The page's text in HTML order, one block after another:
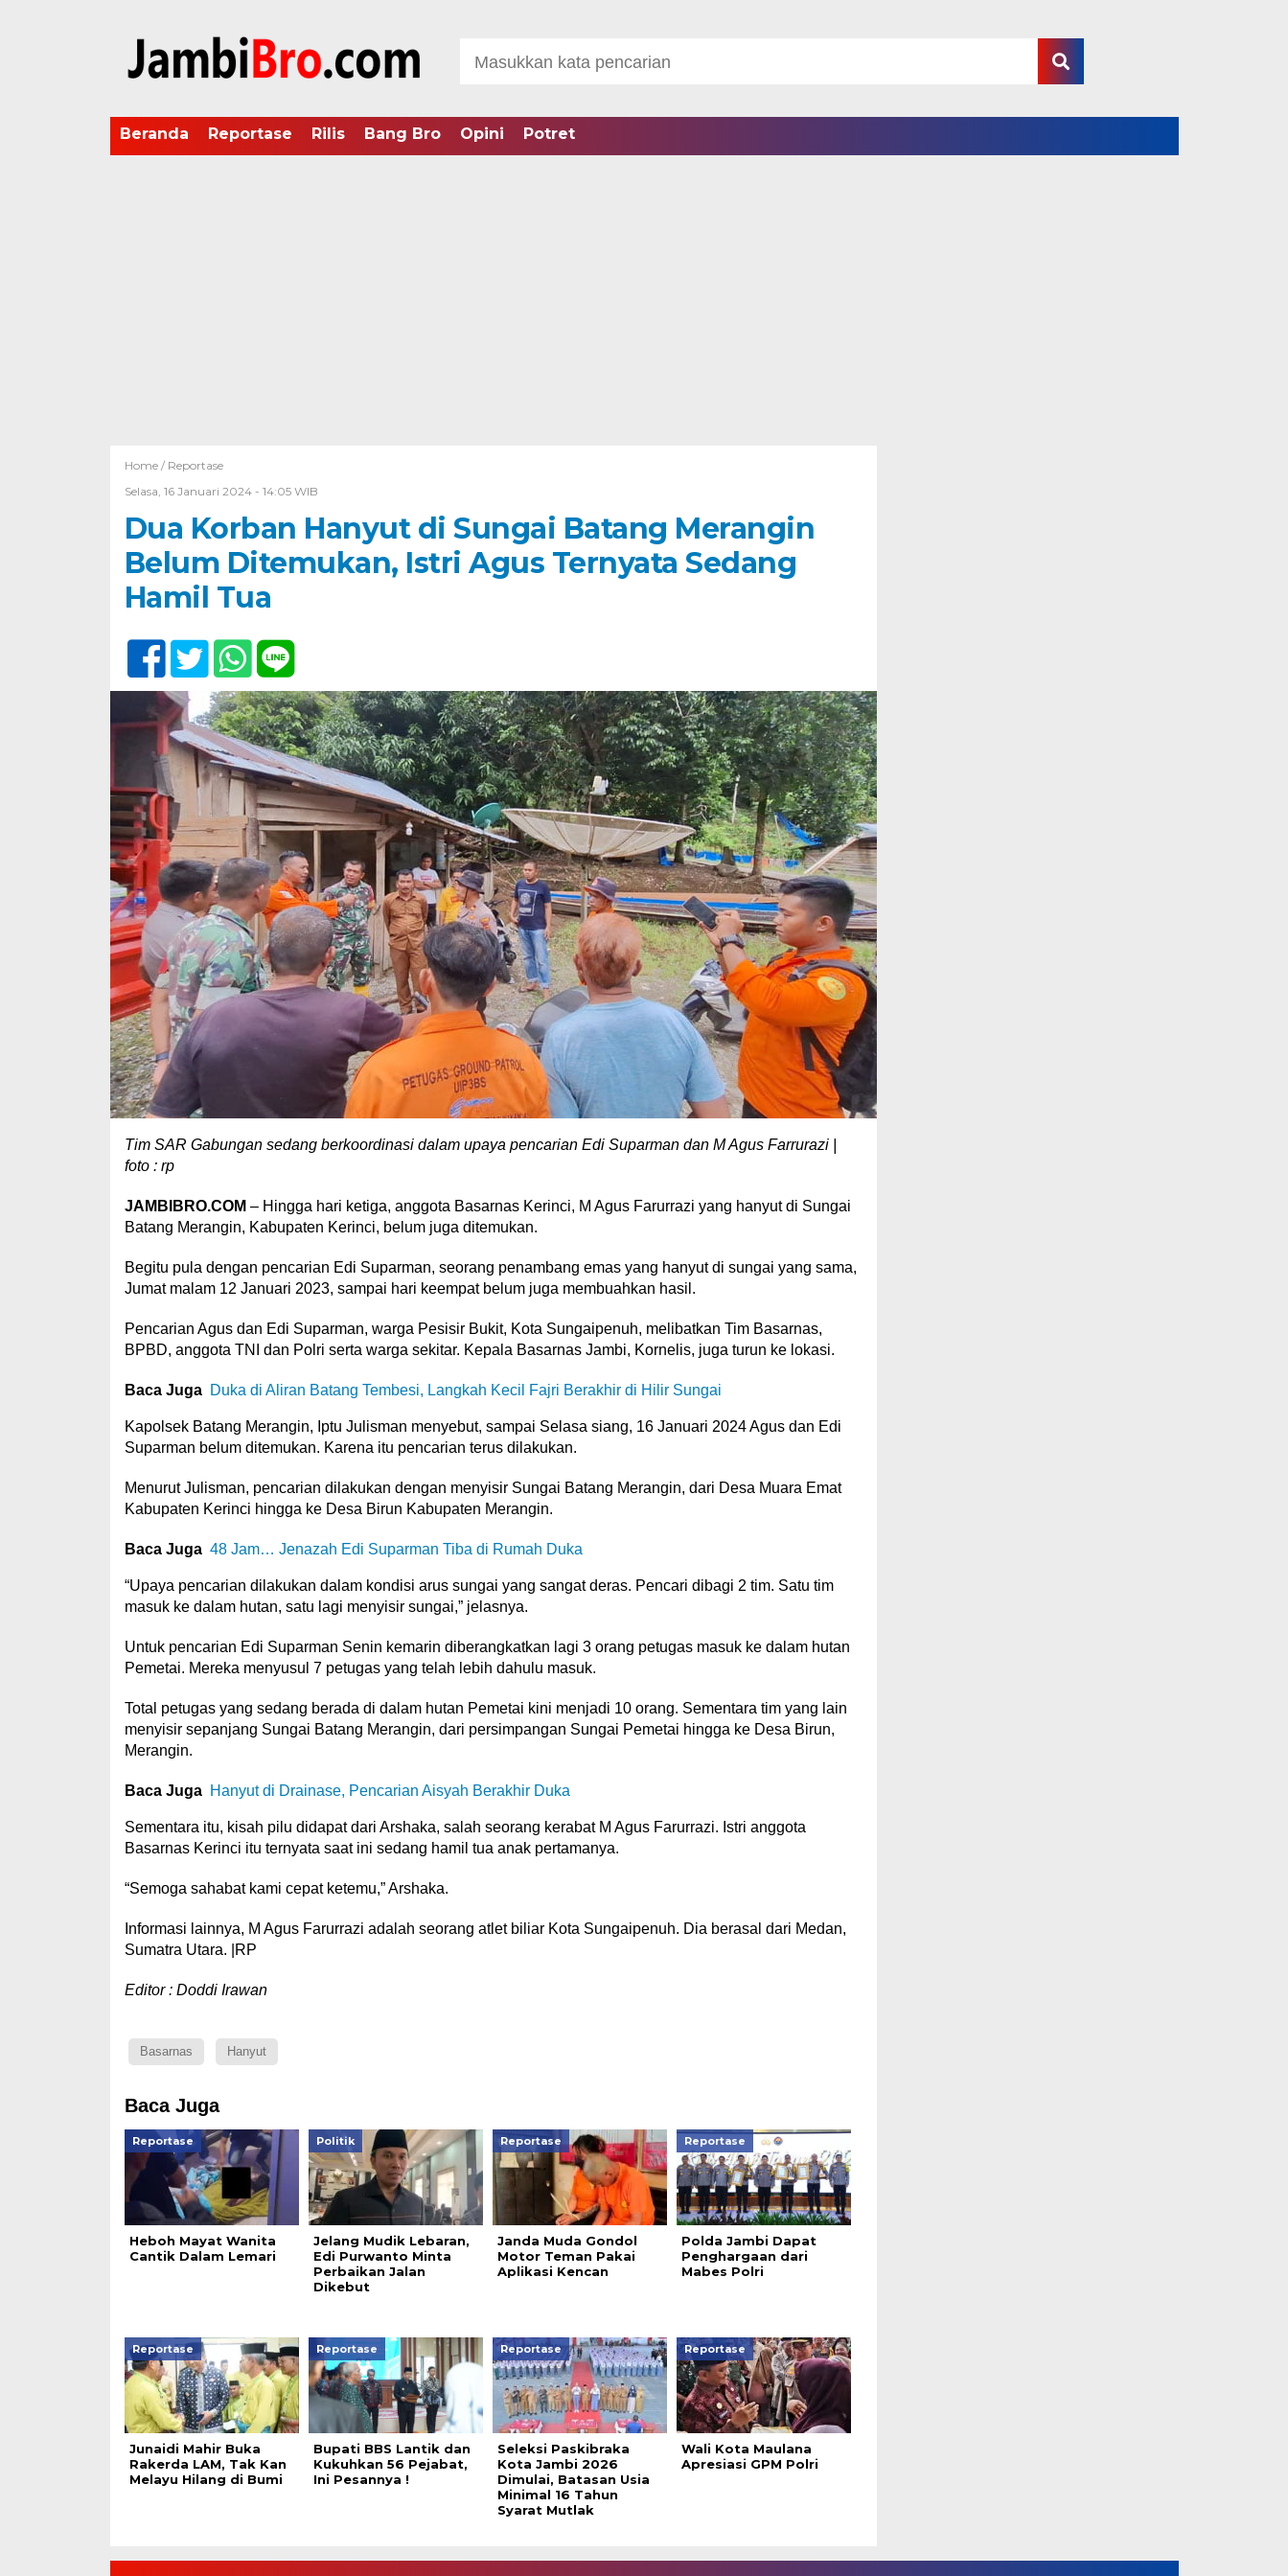
Beranda Reportase Rilis Bang Bro Opini Potret
Home / Reportase
Selasa, 16 Januari 2024 - 14:05 WIB
Dua Korban Hanyut di Sungai Batang Merangin
Belum Ditemukan, Istri Agus Ternyata Sedang
Hamil Tua
Tim SAR Gabungan sedang berkoordinasi dalam upaya pencarian Edi Suparman dan M Agus Farrurazi |
foto : rp
JAMBIBRO.COM – Hingga hari ketiga, anggota Basarnas Kerinci, M Agus Farurrazi yang hanyut di Sungai
Batang Merangin, Kabupaten Kerinci, belum juga ditemukan.
Begitu pula dengan pencarian Edi Suparman, seorang penambang emas yang hanyut di sungai yang sama,
Jumat malam 12 Januari 2023, sampai hari keempat belum juga membuahkan hasil.
Pencarian Agus dan Edi Suparman, warga Pesisir Bukit, Kota Sungaipenuh, melibatkan Tim Basarnas,
BPBD, anggota TNI dan Polri serta warga sekitar. Kepala Basarnas Jambi, Kornelis, juga turun ke lokasi.
Baca Juga Duka di Aliran Batang Tembesi, Langkah Kecil Fajri Berakhir di Hilir Sungai
Kapolsek Batang Merangin, Iptu Julisman menyebut, sampai Selasa siang, 16 Januari 2024 Agus dan Edi
Suparman belum ditemukan. Karena itu pencarian terus dilakukan.
Menurut Julisman, pencarian dilakukan dengan menyisir Sungai Batang Merangin, dari Desa Muara Emat
Kabupaten Kerinci hingga ke Desa Birun Kabupaten Merangin.
Baca Juga 48 Jam… Jenazah Edi Suparman Tiba di Rumah Duka
“Upaya pencarian dilakukan dalam kondisi arus sungai yang sangat deras. Pencari dibagi 2 tim. Satu tim
masuk ke dalam hutan, satu lagi menyisir sungai,” jelasnya.
Untuk pencarian Edi Suparman Senin kemarin diberangkatkan lagi 3 orang petugas masuk ke dalam hutan
Pemetai. Mereka menyusul 7 petugas yang telah lebih dahulu masuk.
Total petugas yang sedang berada di dalam hutan Pemetai kini menjadi 10 orang. Sementara tim yang lain
menyisir sepanjang Sungai Batang Merangin, dari persimpangan Sungai Pemetai hingga ke Desa Birun,
Merangin.
Baca Juga Hanyut di Drainase, Pencarian Aisyah Berakhir Duka
Sementara itu, kisah pilu didapat dari Arshaka, salah seorang kerabat M Agus Farurrazi. Istri anggota
Basarnas Kerinci itu ternyata saat ini sedang hamil tua anak pertamanya.
“Semoga sahabat kami cepat ketemu,” Arshaka.
Informasi lainnya, M Agus Farurrazi adalah seorang atlet biliar Kota Sungaipenuh. Dia berasal dari Medan,
Sumatra Utara. |RP
Editor : Doddi Irawan
Basarnas Hanyut
Baca Juga
Reportase
Heboh Mayat Wanita
Cantik Dalam Lemari
Politik
Jelang Mudik Lebaran,
Edi Purwanto Minta
Perbaikan Jalan
Dikebut
Reportase
Janda Muda Gondol
Motor Teman Pakai
Aplikasi Kencan
Reportase
Polda Jambi Dapat
Penghargaan dari
Mabes Polri
Reportase
Junaidi Mahir Buka
Rakerda LAM, Tak Kan
Melayu Hilang di Bumi
Reportase
Bupati BBS Lantik dan
Kukuhkan 56 Pejabat,
Ini Pesannya !
Reportase
Seleksi Paskibraka
Kota Jambi 2026
Dimulai, Batasan Usia
Minimal 16 Tahun
Syarat Mutlak
Reportase
Wali Kota Maulana
Apresiasi GPM Polri